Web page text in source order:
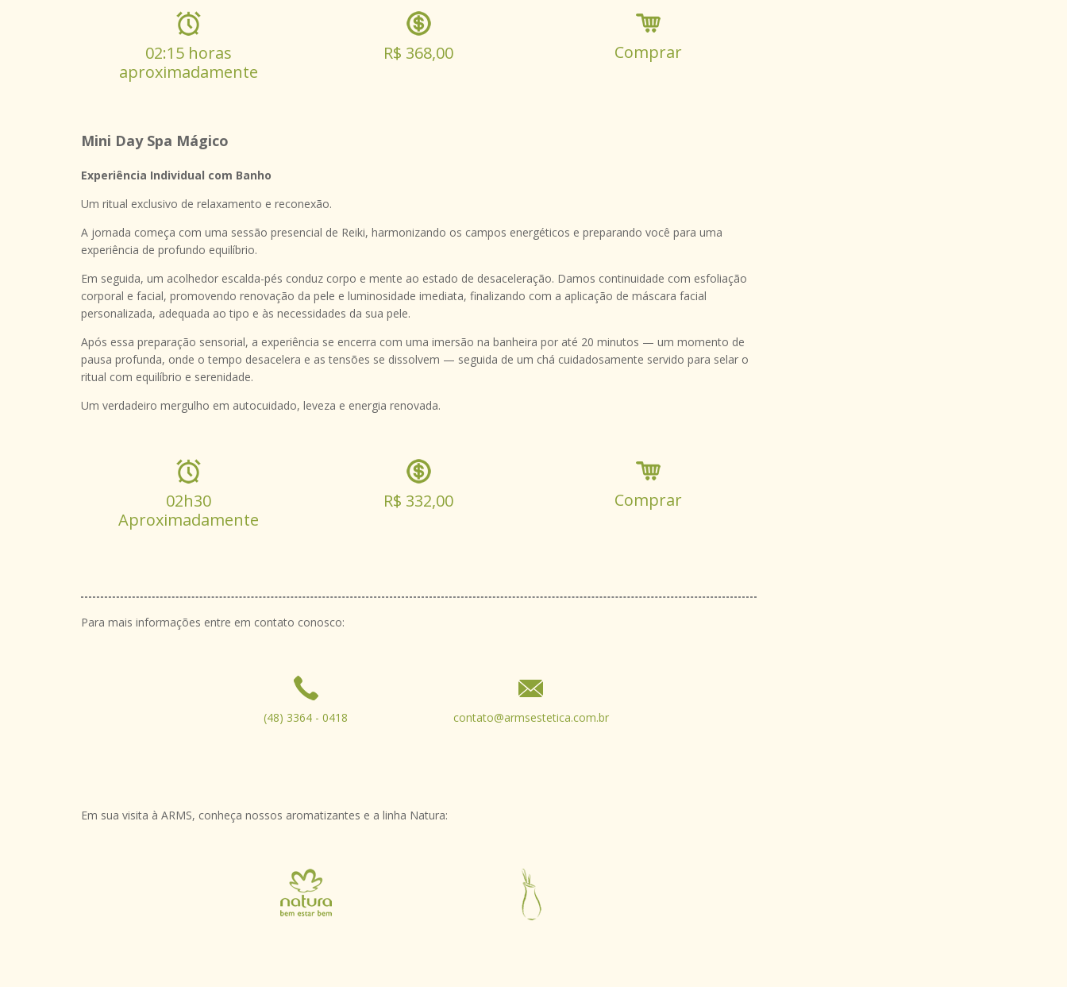
02:15 horas
aproximadamente
R$ 368,00 Comprar
Mini Day Spa Mágico
Experiência Individual com Banho
Um ritual exclusivo de relaxamento e reconexão.
A jornada começa com uma sessão presencial de Reiki, harmonizando os campos energéticos e preparando você para uma
experiência de profundo equilíbrio.
Em seguida, um acolhedor escalda-pés conduz corpo e mente ao estado de desaceleração. Damos continuidade com esfoliação
corporal e facial, promovendo renovação da pele e luminosidade imediata, finalizando com a aplicação de máscara facial
personalizada, adequada ao tipo e às necessidades da sua pele.
Após essa preparação sensorial, a experiência se encerra com uma imersão na banheira por até 20 minutos — um momento de
pausa profunda, onde o tempo desacelera e as tensões se dissolvem — seguida de um chá cuidadosamente servido para selar o
ritual com equilíbrio e serenidade.
Um verdadeiro mergulho em autocuidado, leveza e energia renovada.
02h30
Aproximadamente
R$ 332,00 Comprar
Para mais informações entre em contato conosco:
(48) 3364 - 0418 contato@armsestetica.com.br
Em sua visita à ARMS, conheça nossos aromatizantes e a linha Natura: